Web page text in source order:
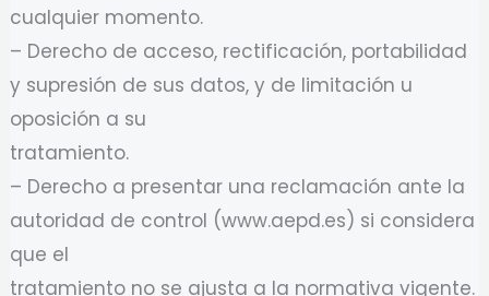
cualquier momento.
– Derecho de acceso, rectificación, portabilidad
y supresión de sus datos, y de limitación u
oposición a su
tratamiento.
– Derecho a presentar una reclamación ante la
autoridad de control (www.aepd.es) si considera
que el
tratamiento no se ajusta a la normativa vigente.